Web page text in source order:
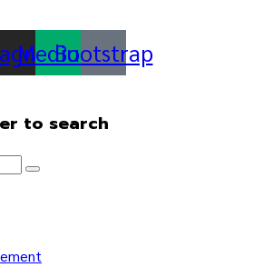
Medium
Bootstrap
to search